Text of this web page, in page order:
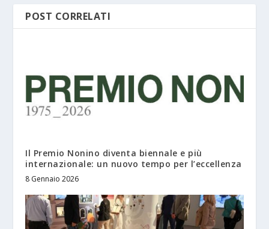
POST CORRELATI
Il Premio Nonino diventa biennale e più
internazionale: un nuovo tempo per l’eccellenza
8 Gennaio 2026